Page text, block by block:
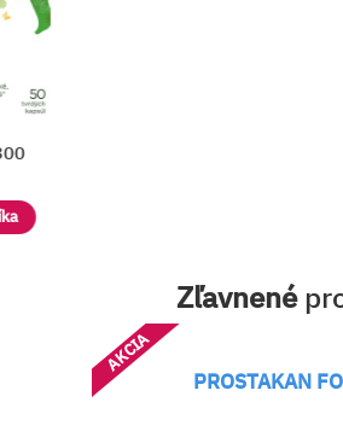
Zľavnené
PROSTAKAN
AKCIA